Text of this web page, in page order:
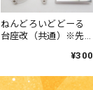
ねんどろいどどーる
台座改（共通）※先
¥300